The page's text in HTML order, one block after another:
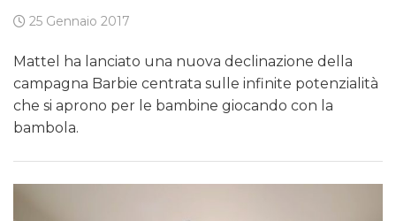
25 Gennaio 2017
Mattel ha lanciato una nuova declinazione della
campagna Barbie centrata sulle infinite potenzialità
che si aprono per le bambine giocando con la
bambola.